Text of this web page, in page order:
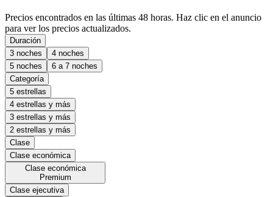
Precios encontrados en las últimas 48 horas. Haz clic en el anuncio
para ver los precios actualizados.
Duración
3 noches
4 noches
5 noches
6 a 7 noches
Categoría
5 estrellas
4 estrellas y más
3 estrellas y más
2 estrellas y más
Clase
Clase económica
Clase económica
Premium
Clase ejecutiva